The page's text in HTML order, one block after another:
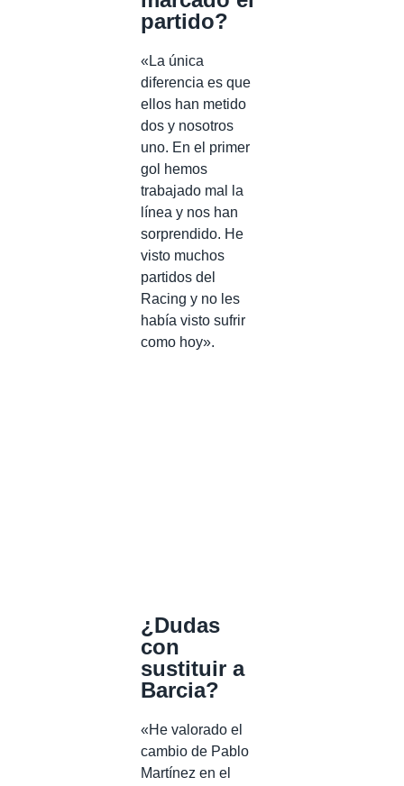
partido?
«La única
diferencia es que
ellos han metido
dos y nosotros
uno. En el primer
gol hemos
trabajado mal la
línea y nos han
sorprendido. He
visto muchos
partidos del
Racing y no les
había visto sufrir
como hoy».
¿Dudas
con
sustituir a
Barcia?
«He valorado el
cambio de Pablo
Martínez en el